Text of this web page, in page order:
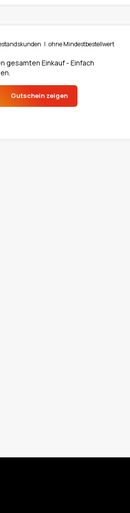
| ohne Mindestbestellwert
gesamten Einkauf - Einfach
Gutschein zeigen